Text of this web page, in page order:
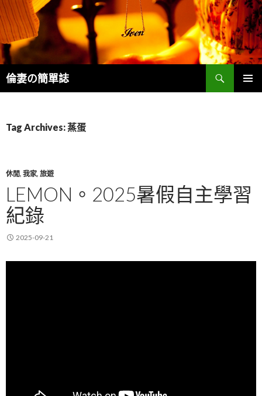
倫妻の簡單誌
Search
Tag Archives: 蒸蛋
休閒, 我家, 旅遊
LEMON。2025暑假自主學習
紀錄
2025-09-21